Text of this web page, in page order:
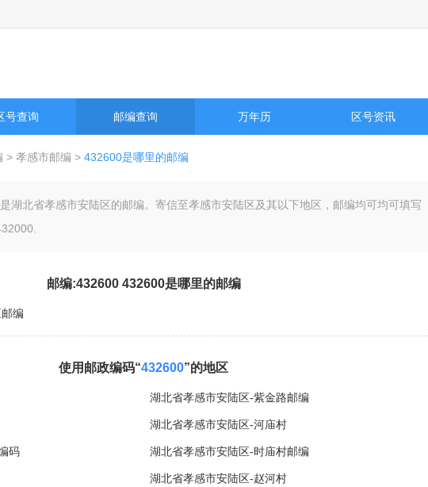
号查询 邮编查询 万年历 区号资讯
> 孝感市邮编 > 432600是哪里的邮编
湖北省孝感市安陆区的邮编。寄信至孝感市安陆区及其以下地区，邮编均可均可填写
邮编:432600 432600是哪里的邮编
编
使用邮政编码“432600”的地区
湖北省孝感市安陆区-紫金路邮编
湖北省孝感市安陆区-河庙村
码 湖北省孝感市安陆区-时庙村邮编
湖北省孝感市安陆区-赵河村